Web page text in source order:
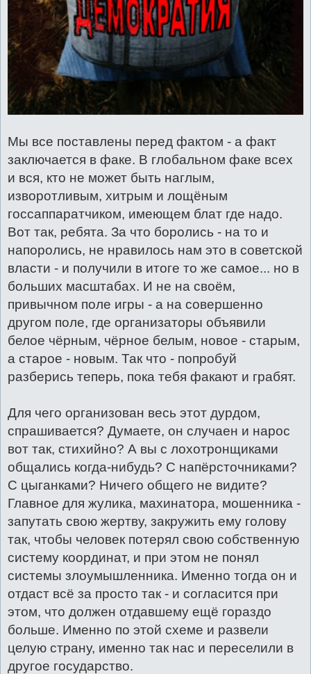
Мы все поставлены перед фактом - а факт
заключается в факе. В глобальном факе всех
и вся, кто не может быть наглым,
изворотливым, хитрым и лощёным
госсаппаратчиком, имеющем блат где надо.
Вот так, ребята. За что боролись - на то и
напоролись, не нравилось нам это в советской
власти - и получили в итоге то же самое... но в
больших масштабах. И не на своём,
привычном поле игры - а на совершенно
другом поле, где организаторы объявили
белое чёрным, чёрное белым, новое - старым,
а старое - новым. Так что - попробуй
разберись теперь, пока тебя факают и грабят.
Для чего организован весь этот дурдом,
спрашивается? Думаете, он случаен и нарос
вот так, стихийно? А вы с лохотронщиками
общались когда-нибудь? С напёрсточниками?
С цыганками? Ничего общего не видите?
Главное для жулика, махинатора, мошенника -
запутать свою жертву, закружить ему голову
так, чтобы человек потерял свою собственную
систему координат, и при этом не понял
системы злоумышленника. Именно тогда он и
отдаст всё за просто так - и согласится при
этом, что должен отдавшему ещё гораздо
больше. Именно по этой схеме и развели
целую страну, именно так нас и переселили в
другое государство.